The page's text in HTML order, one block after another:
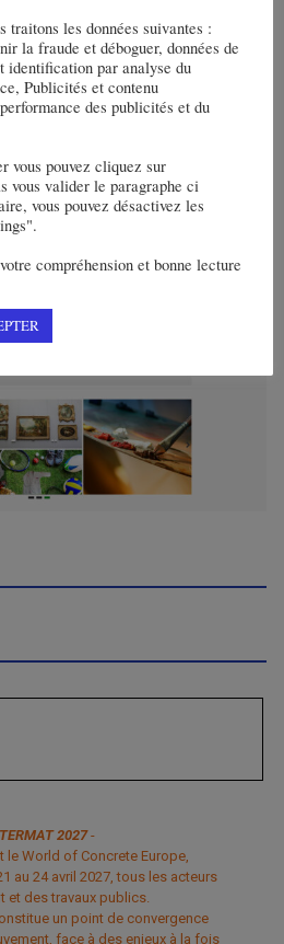
2027-
le World of Concrete Europe,
au 24 avril 2027, tous les acteurs
et des travaux publics.
un point de convergence
face à des enjeux à la fois
traitons les données suivantes :
la fraude et déboguer, données de
identification par analyse du
Publicités et contenu
des publicités et du
vous pouvez cliquez sur
vous valider le paragraphe ci
vous pouvez désactivez les
compréhension et bonne lecture